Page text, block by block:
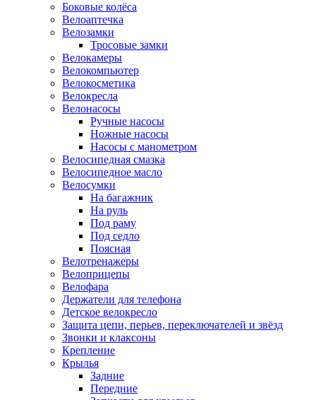
Боковые колёса
Велоаптечка
Велозамки
Тросовые замки
Велокамеры
Велокомпьютер
Велокосметика
Велокресла
Велонасосы
Ручные насосы
Ножные насосы
Насосы с манометром
Велосипедная смазка
Велосипедное масло
Велосумки
На багажник
На руль
Под раму
Под седло
Поясная
Велотренажеры
Велоприцепы
Велофара
Держатели для телефона
Детское велокресло
Защита цепи, перьев, переключателей и звёзд
Звонки и клаксоны
Крепление
Крылья
Задние
Передние